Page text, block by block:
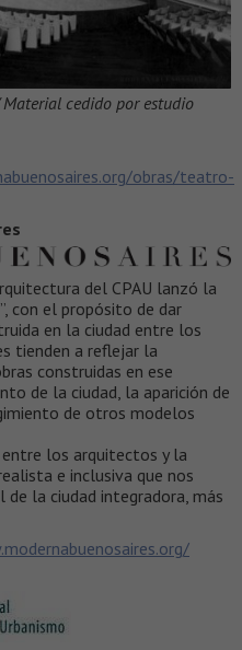
cedido por estudio
obras/teatro-
del CPAU lanzó la
con el propósito de dar
en la ciudad entre los
tienden a reflejar la
construidas en ese
de la ciudad, la aparición de
de otros modelos
los arquitectos y la
e inclusiva que nos
de la ciudad integradora, más